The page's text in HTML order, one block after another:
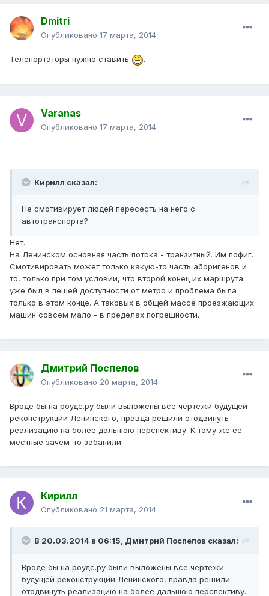
Dmitri
Опубликовано 17 марта, 2014
Телепортаторы нужно ставить .
Varanas
Опубликовано 17 марта, 2014
Кирилл сказал:
Не смотивирует людей пересесть на него с
автотранспорта?
Нет.
На Ленинском основная часть потока - транзитный. Им пофиг.
Смотивировать может только какую-то часть аборигенов и
то, только при том условии, что второй конец их маршрута
уже был в пешей доступности от метро и проблема была
только в этом конце. А таковых в общей массе проезжающих
машин совсем мало - в пределах погрешности.
Дмитрий Поспелов
Опубликовано 20 марта, 2014
Вроде бы на роудс.ру были выложены все чертежи будущей
реконструкции Ленинского, правда решили отодвинуть
реализацию на более дальнюю перспективу. К тому же её
местные зачем-то забанили.
Кирилл
Опубликовано 21 марта, 2014
В 20.03.2014 в 06:15, Дмитрий Поспелов сказал:
Вроде бы на роудс.ру были выложены все чертежи
будущей реконструкции Ленинского, правда решили
отодвинуть реализацию на более дальнюю перспективу.